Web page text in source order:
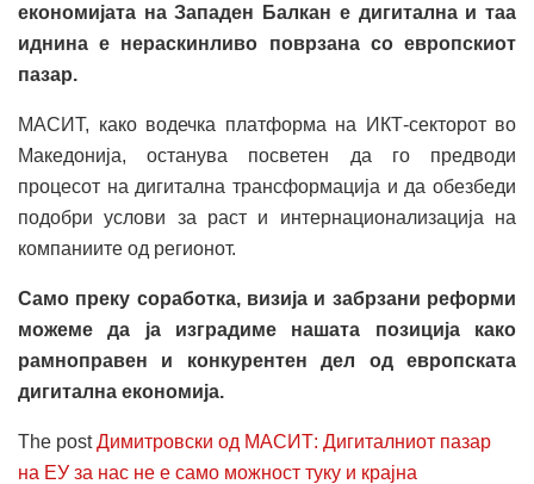
економијата на Западен Балкан е дигитална и таа
иднина е нераскинливо поврзана со европскиот
пазар.
МАСИТ, како водечка платформа на ИКТ-секторот во
Македонија, останува посветен да го предводи
процесот на дигитална трансформација и да обезбеди
подобри услови за раст и интернационализација на
компаниите од регионот.
Само преку соработка, визија и забрзани реформи
можеме да ја изградиме нашата позиција како
рамноправен и конкурентен дел од европската
дигитална економија.
The postДимитровски од МАСИТ: Дигиталниот пазар
на ЕУ за нас не е само можност туку и крајна